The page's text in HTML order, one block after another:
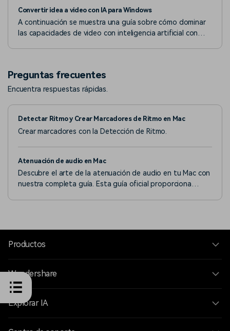
Convertir idea a video con IA para Windows
A continuación se muestra una guía sobre cómo dominar
las capacidades de video con inteligencia artificial con
Preguntas frecuentes
Encuentra respuestas rápidas.
Detectar Ritmo y Crear Marcadores de Ritmo en Mac
Crear marcadores con la Detección de Ritmo.
Atenuación de audio en Mac
Descubre el arte de la atenuación de audio en tu Mac con
nuestra completa guía. Esta guía oficial proporciona
Productos
Wondershare
Explorar IA